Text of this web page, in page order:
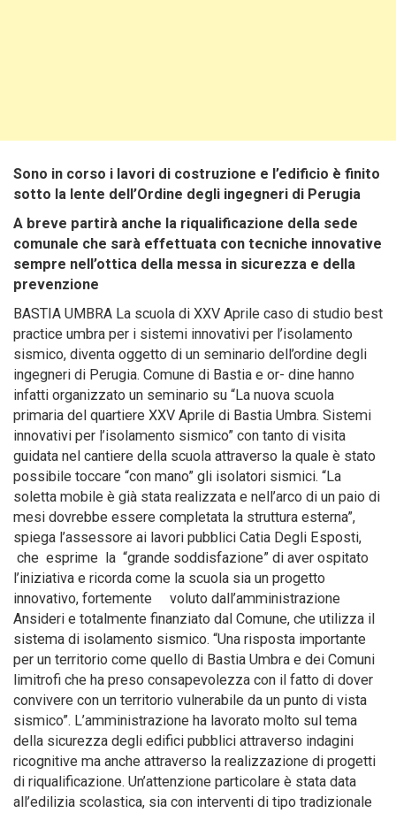
Sono in corso i lavori di costruzione e l’edificio è finito
sotto la lente dell’Ordine degli ingegneri di Perugia
A breve partirà anche la riqualificazione della sede
comunale che sarà effettuata con tecniche innovative
sempre nell’ottica della messa in sicurezza e della
prevenzione
BASTIA UMBRA La scuola di XXV Aprile caso di studio best
practice umbra per i sistemi innovativi per l’isolamento
sismico, diventa oggetto di un seminario dell’ordine degli
ingegneri di Perugia. Comune di Bastia e or- dine hanno
infatti organizzato un seminario su “La nuova scuola
primaria del quartiere XXV Aprile di Bastia Umbra. Sistemi
innovativi per l’isolamento sismico” con tanto di visita
guidata nel cantiere della scuola attraverso la quale è stato
possibile toccare “con mano” gli isolatori sismici. “La
soletta mobile è già stata realizzata e nell’arco di un paio di
mesi dovrebbe essere completata la struttura esterna”,
spiega l’assessore ai lavori pubblici Catia Degli Esposti,
che esprime la “grande soddisfazione” di aver ospitato
l’iniziativa e ricorda come la scuola sia un progetto
innovativo, fortemente voluto dall’amministrazione
Ansideri e totalmente finanziato dal Comune, che utilizza il
sistema di isolamento sismico. “Una risposta importante
per un territorio come quello di Bastia Umbra e dei Comuni
limitrofi che ha preso consapevolezza con il fatto di dover
convivere con un territorio vulnerabile da un punto di vista
sismico”. L’amministrazione ha lavorato molto sul tema
della sicurezza degli edifici pubblici attraverso indagini
ricognitive ma anche attraverso la realizzazione di progetti
di riqualificazione. Un’attenzione particolare è stata data
all’edilizia scolastica, sia con interventi di tipo tradizionale